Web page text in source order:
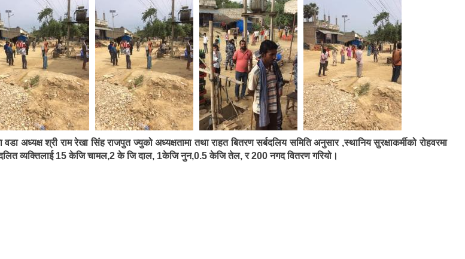
श्री राम रेखा सिंह राजपुत ज्युको अध्यक्षतामा तथा राहत बितरण सर्बदलिय समिति अनुसार ,स्थानिय सुरक्षाकर्मीको रोहवरमा
व्यक्तिलाई 15 केजि चामल,2 के जि दाल, 1केजि नुन,0.5 केजि तेल, र 200 नगद वितरण गरियो।